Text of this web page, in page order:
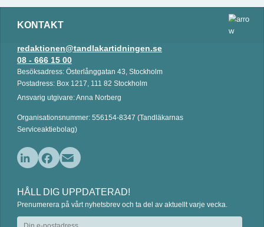
KONTAKT
redaktionen@tandlakartidningen.se
08 - 666 15 00
Besöksadress: Österlånggatan 43, Stockholm
Postadress: Box 1217, 111 82 Stockholm
Ansvarig utgivare: Anna Norberg
Organisationsnummer: 556154-8347 (Tandläkarnas
Serviceaktiebolag)
n
k
e
c
e
b
a
i
l
HÅLL DIG UPPDATERAD!
Prenumerera på vårt nyhetsbrev och ta del av aktuellt varje vecka.